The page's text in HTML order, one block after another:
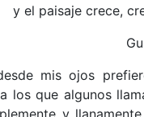
y el paisaje crece,
mis ojos
los que algunos
y